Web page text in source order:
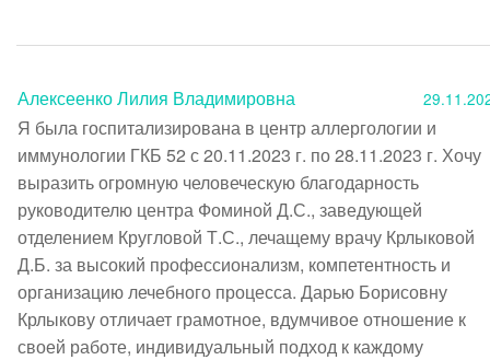
Алексеенко Лилия Владимировна
Я была госпитализирована в центр аллергологии и
иммунологии ГКБ 52 с 20.11.2023 г. по 28.11.2023 г. Хочу
выразить огромную человеческую благодарность
руководителю центра Фоминой Д.С., заведующей
отделением Кругловой Т.С., лечащему врачу Крлыковой
Д.Б. за высокий профессионализм, компетентность и
организацию лечебного процесса. Дарью Борисовну
Крлыкову отличает грамотное, вдумчивое отношение к
своей работе, индивидуальный подход к каждому